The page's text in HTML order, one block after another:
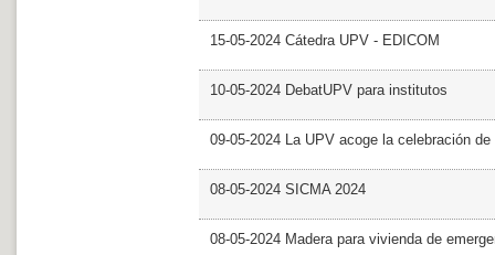
15-05-2024 Cátedra UPV - EDICOM
10-05-2024 DebatUPV para institutos
09-05-2024 La UPV acoge la celebración
08-05-2024 SICMA 2024
08-05-2024 Madera para vivienda de